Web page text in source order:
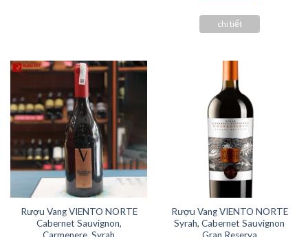
chi tiết
Rượu Vang VIENTO NORTE
Cabernet Sauvignon,
Rượu Vang VIENTO NORTE
Syrah, Cabernet Sauvignon